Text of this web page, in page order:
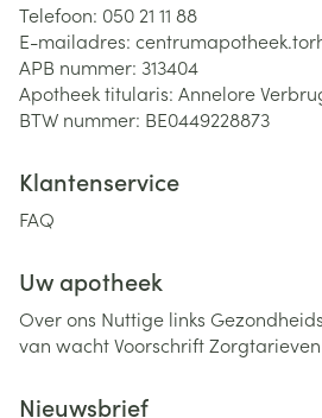
Telefoon: 050 21 11 88
E-mailadres:
APB nummer: 313404
Apotheek titularis: Annelore
BTW nummer: BE0449228873
Klantenservice
FAQ
Uw apotheek
Over ons Nuttige links
van wachtVoorschriftZorgtarieven
Nieuwsbrief